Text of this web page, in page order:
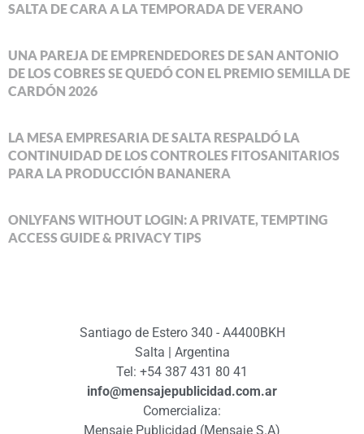
SALTA DE CARA A LA TEMPORADA DE VERANO
UNA PAREJA DE EMPRENDEDORES DE SAN ANTONIO
DE LOS COBRES SE QUEDÓ CON EL PREMIO SEMILLA DE
CARDÓN 2026
LA MESA EMPRESARIA DE SALTA RESPALDÓ LA
CONTINUIDAD DE LOS CONTROLES FITOSANITARIOS
PARA LA PRODUCCIÓN BANANERA
ONLYFANS WITHOUT LOGIN: A PRIVATE, TEMPTING
ACCESS GUIDE & PRIVACY TIPS
Santiago de Estero 340 - A4400BKH
Salta | Argentina
Tel: +54 387 431 80 41
info@mensajepublicidad.com.ar
Comercializa:
Mensaje Publicidad (Mensaje S.A)